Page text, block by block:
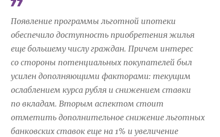
Появление программы льготной ипотеки
обеспечило доступность приобретения жилья
еще большему числу граждан. Причем интерес
со стороны потенциальных покупателей был
усилен дополняющими факторами: текущим
ослаблением курса рубля и снижением ставки
по вкладам. Вторым аспектом стоит
отметить дополнительное снижение льготных
банковских ставок еще на 1% и увеличение